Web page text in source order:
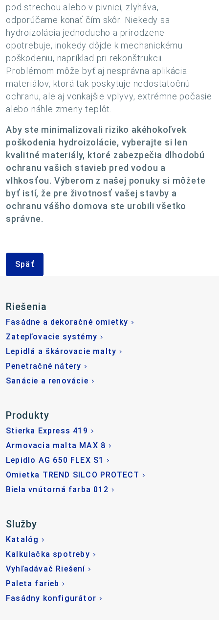
pod strechou alebo v pivnici, zlyháva,
odporúčame konať čím skôr. Niekedy sa
hydroizolácia jednoducho a prirodzene
opotrebuje, inokedy dôjde k mechanickému
poškodeniu, napríklad pri rekonštrukcii.
Problémom môže byť aj nesprávna aplikácia
materiálov, ktorá tak poskytuje nedostatočnú
ochranu, ale aj vonkajšie vplyvy, extrémne počasie
alebo náhle zmeny teplôt.
Aby ste minimalizovali riziko akéhokoľvek
poškodenia hydroizolácie, vyberajte si len
kvalitné materiály, ktoré zabezpečia dlhodobú
ochranu vašich stavieb pred vodou a
vlhkosťou. Výberom z našej ponuky si môžete
byť istí, že pre životnosť vašej stavby a
ochranu vášho domova ste urobili všetko
správne.
Späť
Riešenia
Fasádne a dekoračné omietky
Zatepľovacie systémy
Lepidlá a škárovacie malty
Penetračné nátery
Sanácie a renovácie
Produkty
Stierka Express 419
Armovacia malta MAX 8
Lepidlo AG 650 FLEX S1
Omietka TREND SILCO PROTECT
Biela vnútorná farba 012
Služby
Katalóg
Kalkulačka spotreby
Vyhľadávač Riešení
Paleta farieb
Fasádny konfigurátor